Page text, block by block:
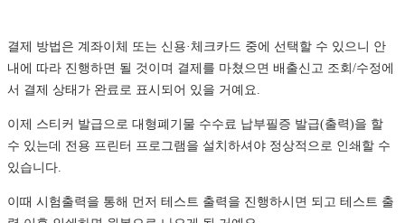
결제 방법은 계좌이체 또는 신용·체크카드 중에 선택할 수 있으니 안
내에 따라 진행하면 될 것이며 결제를 마쳤으면 배출신고 조회/수정에
서 결제 상태가 완료로 표시되어 있을 거예요.
이제 스티커 발급으로 대형폐기물 수수료 납부필증 발급(출력)을 할
수 있는데 전용 프린터 프로그램을 설치하셔야 정상적으로 인쇄할 수
있습니다.
이때 시험출력을 통해 먼저 테스트 출력을 진행하시면 되고 테스트 출